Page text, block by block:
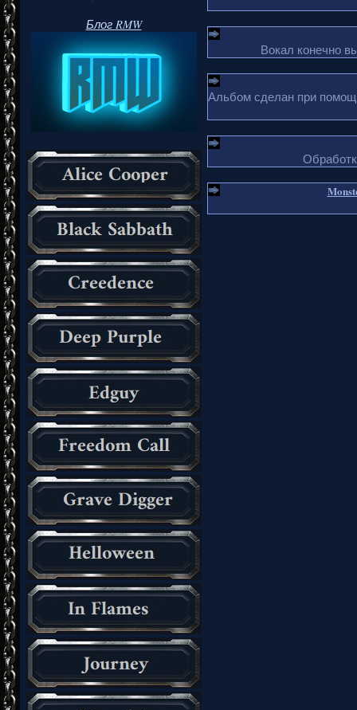
Блог RMW
Вокал конечно
Альбом сделан при